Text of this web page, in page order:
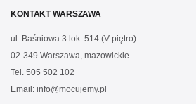
KONTAKT WARSZAWA
ul. Baśniowa 3 lok. 514 (V piętro)
02-349 Warszawa, mazowickie
Tel. 505 502 102
Email: info@mocujemy.pl